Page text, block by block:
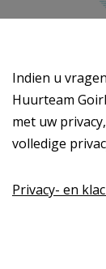
Indien u
Huurteam
met uw
volledige
Privacy- en